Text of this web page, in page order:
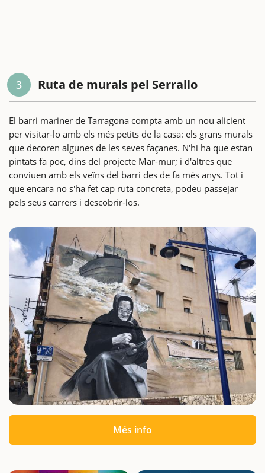
3 Ruta de murals pel Serrallo
El barri mariner de Tarragona compta amb un nou alicient
per visitar-lo amb els més petits de la casa: els grans murals
que decoren algunes de les seves façanes. N'hi ha que estan
pintats fa poc, dins del projecte Mar-mur; i d'altres que
conviuen amb els veïns del barri des de fa més anys. Tot i
que encara no s'ha fet cap ruta concreta, podeu passejar
pels seus carrers i descobrir-los.
Més info